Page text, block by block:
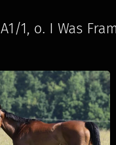
1, o. I Was